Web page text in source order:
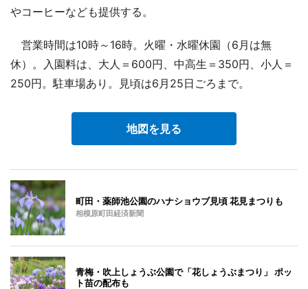
やコーヒーなども提供する。
営業時間は10時～16時。火曜・水曜休園（6月は無
休）。入園料は、大人＝600円、中高生＝350円、小人＝
250円。駐車場あり。見頃は6月25日ごろまで。
地図を見る
町田・薬師池公園のハナショウブ見頃 花見まつりも
相模原町田経済新聞
青梅・吹上しょうぶ公園で「花しょうぶまつり」 ポッ
ト苗の配布も